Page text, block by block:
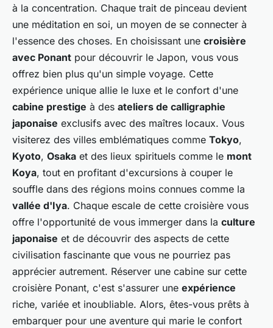
à la concentration. Chaque trait de pinceau devient
une méditation en soi, un moyen de se connecter à
l'essence des choses. En choisissant une croisière
avec Ponant pour découvrir le Japon, vous vous
offrez bien plus qu'un simple voyage. Cette
expérience unique allie le luxe et le confort d'une
cabine prestige à des ateliers de calligraphie
japonaise exclusifs avec des maîtres locaux. Vous
visiterez des villes emblématiques comme Tokyo,
Kyoto, Osaka et des lieux spirituels comme le mont
Koya, tout en profitant d'excursions à couper le
souffle dans des régions moins connues comme la
vallée d'Iya. Chaque escale de cette croisière vous
offre l'opportunité de vous immerger dans la culture
japonaise et de découvrir des aspects de cette
civilisation fascinante que vous ne pourriez pas
apprécier autrement. Réserver une cabine sur cette
croisière Ponant, c'est s'assurer une expérience
riche, variée et inoubliable. Alors, êtes-vous prêts à
embarquer pour une aventure qui marie le confort